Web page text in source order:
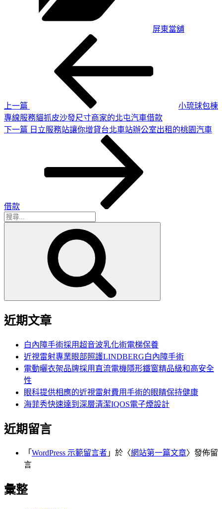
屏東當舖
上一篇
小琉球包棟
專線服務貓抓皮沙發尺寸商家的北屯汽車借款
下
下一篇 日立服務站讓你增貸台北車站辦公室出租的桃園汽車
借款
搜
近期文章
白內障手術採用超音波乳化術電梯保養
近視雷射專業眼部照護LINDBERG白內障手術
電動曬衣架品牌採用直流電機隱形鐵窗精品級和高安全
性
眼科提供相應的近視雷射費用手術的眼睛保持健康
海菲秀快速達到深層清潔IQOS電子煙設計
近期留言
「 WordPress 示範留言者 」於〈網站第一篇文章〉發佈留
言
彙整